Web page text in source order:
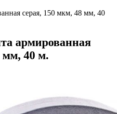
серая, 150 мкм, 48 мм, 40
армированная
мм, 40 м.